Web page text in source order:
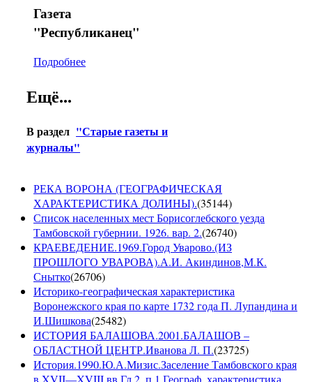
Газета
"Республиканец"
Подробнее
Ещё...
В раздел "Старые газеты и
журналы"
РЕКА ВОРОНА (ГЕОГРАФИЧЕСКАЯ
ХАРАКТЕРИСТИКА ДОЛИНЫ).(35144)
Список населенных мест Борисоглебского уезда
Тамбовской губернии. 1926. вар. 2.(26740)
КРАЕВЕДЕНИЕ.1969.Город Уварово.(ИЗ
ПРОШЛОГО УВАРОВА).А.И. Акиндинов,М.К.
Снытко(26706)
Историко-географическая характеристика
Воронежского края по карте 1732 года П. Лупандина и
И.Шишкова(25482)
ИСТОРИЯ БАЛАШОВА.2001.БАЛАШОВ –
ОБЛАСТНОЙ ЦЕНТР.Иванова Л. П.(23725)
История.1990.Ю.А.Мизис.Заселение Тамбовского края
в XVII—XVIII вв.Гл.2, п.1.Географ. характеристика.